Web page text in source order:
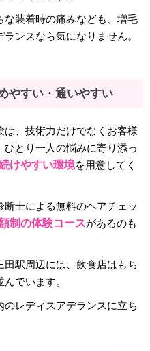
な装着時の痛みなども、増毛
ンスなら気になりません。
やすい・通いやすい
は、技術力だけでなくお客様
とり一人の悩みに寄り添っ
けやすい環境を用意してく
断士による無料のヘアチェッ
制の体験コースがあるのも
駅周辺には、飲食店はもち
でいます。
レディスアデランスに立ち